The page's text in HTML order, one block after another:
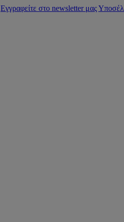
Εγγραφείτε στο newsletter μας